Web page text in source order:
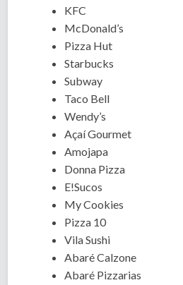
KFC
McDonald’s
Pizza Hut
Starbucks
Subway
Taco Bell
Wendy’s
Açaí Gourmet
Amojapa
Donna Pizza
E!Sucos
My Cookies
Pizza 10
Vila Sushi
Abaré Calzone
Abaré Pizzarias